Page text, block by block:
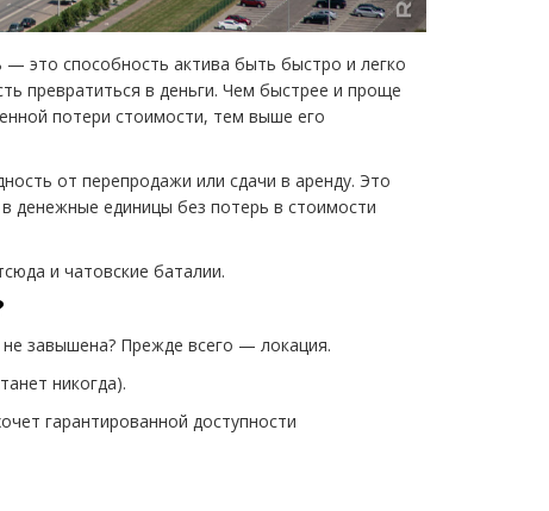
это способность актива быть быстро и легко
превратиться в деньги. Чем быстрее и проще
потери стоимости, тем выше его
от перепродажи или сдачи в аренду. Это
денежные единицы без потерь в стоимости
и чатовские баталии.
завышена? Прежде всего — локация.
никогда).
гарантированной доступности